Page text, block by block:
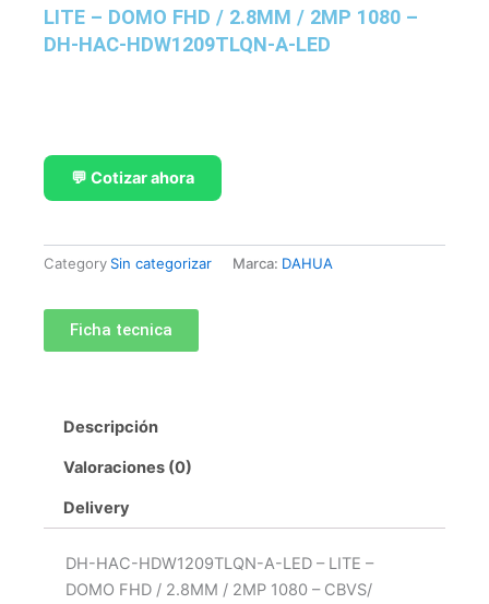
LITE – DOMO FHD / 2.8MM / 2MP 1080 –
DH-HAC-HDW1209TLQN-A-LED
💬 Cotizar ahora
Category Sin categorizar Marca: DAHUA
Ficha tecnica
Descripción
Valoraciones (0)
Delivery
DH-HAC-HDW1209TLQN-A-LED – LITE –
DOMO FHD / 2.8MM / 2MP 1080 – CBVS/